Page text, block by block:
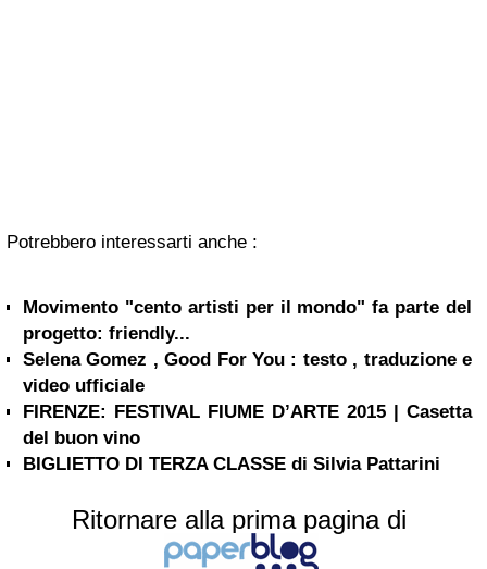
Potrebbero interessarti anche :
Movimento "cento artisti per il mondo" fa parte del
progetto: friendly...
Selena Gomez , Good For You : testo , traduzione e
video ufficiale
FIRENZE: FESTIVAL FIUME D’ARTE 2015 | Casetta
del buon vino
BIGLIETTO DI TERZA CLASSE di Silvia Pattarini
Ritornare alla prima pagina di